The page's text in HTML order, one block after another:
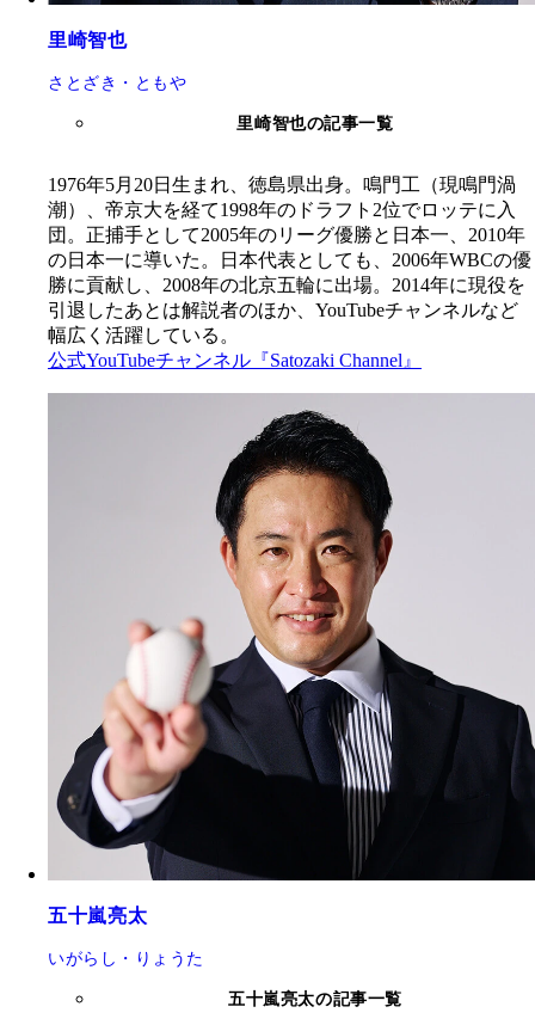
里崎智也
さとざき・ともや
里崎智也の記事一覧
1976年5月20日生まれ、徳島県出身。鳴門工（現鳴門渦
潮）、帝京大を経て1998年のドラフト2位でロッテに入
団。正捕手として2005年のリーグ優勝と日本一、2010年
の日本一に導いた。日本代表としても、2006年WBCの優
勝に貢献し、2008年の北京五輪に出場。2014年に現役を
引退したあとは解説者のほか、YouTubeチャンネルなど
幅広く活躍している。
公式YouTubeチャンネル『Satozaki Channel』
五十嵐亮太
いがらし・りょうた
五十嵐亮太の記事一覧